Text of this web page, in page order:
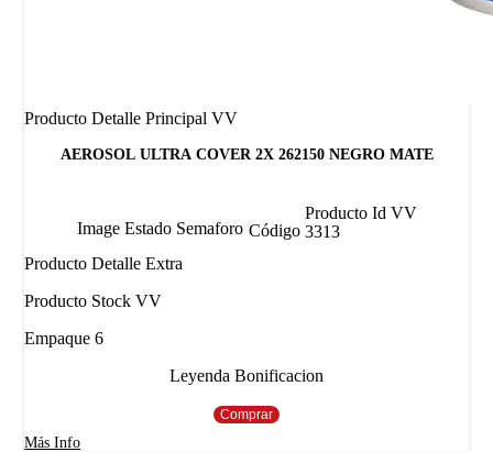
Producto Detalle Principal VV
AEROSOL ULTRA COVER 2X 262150 NEGRO MATE
Image Estado Semaforo Código
Producto Id VV
3313
Producto Detalle Extra
Producto Stock VV
Empaque 6
Leyenda Bonificacion
Comprar
Más Info